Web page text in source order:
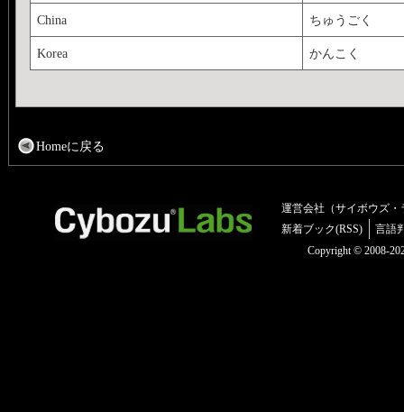
China ちゅうごく
Korea かんこく
Homeに戻る
運営会社（サイボウズ・
新着ブック(RSS)
言語
Copyright © 2008-